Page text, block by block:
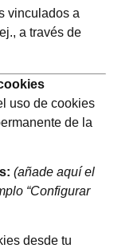
vinculados a
a través de
uso de cookies
de la
(añade aquí el
“Configurar
desde tu